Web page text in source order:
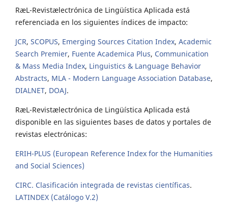
RæL-Revistælectrónica de Lingüística Aplicada está
referenciada en los siguientes índices de impacto:
JCR, SCOPUS, Emerging Sources Citation Index, Academic
Search Premier, Fuente Academica Plus, Communication
& Mass Media Index, Linguistics & Language Behavior
Abstracts, MLA - Modern Language Association Database,
DIALNET, DOAJ.
RæL-Revistælectrónica de Lingüística Aplicada está
disponible en las siguientes bases de datos y portales de
revistas electrónicas:
ERIH-PLUS (European Reference Index for the Humanities
and Social Sciences)
CIRC. Clasificación integrada de revistas científicas.
LATINDEX (Catálogo V.2)